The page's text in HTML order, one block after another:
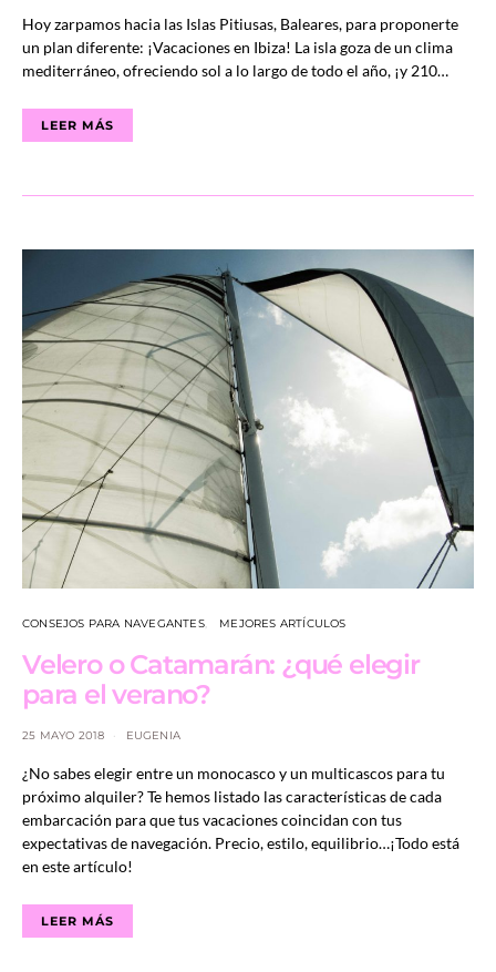
Hoy zarpamos hacia las Islas Pitiusas, Baleares, para proponerte
un plan diferente: ¡Vacaciones en Ibiza! La isla goza de un clima
mediterráneo, ofreciendo sol a lo largo de todo el año, ¡y 210…
LEER MÁS
CONSEJOS PARA NAVEGANTES MEJORES ARTÍCULOS
Velero o Catamarán: ¿qué elegir
para el verano?
25 MAYO 2018 EUGENIA
¿No sabes elegir entre un monocasco y un multicascos para tu
próximo alquiler? Te hemos listado las características de cada
embarcación para que tus vacaciones coincidan con tus
expectativas de navegación. Precio, estilo, equilibrio…¡Todo está
en este artículo!
LEER MÁS